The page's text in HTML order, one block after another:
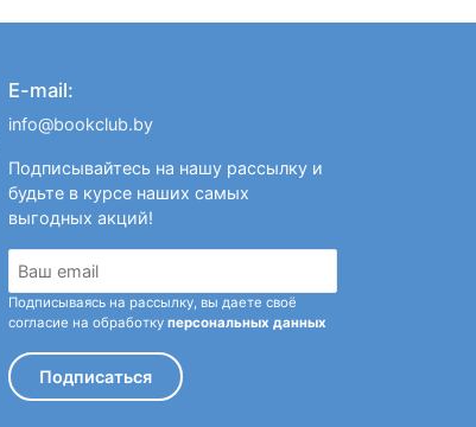
E-mail:
info@bookclub.by
Подписывайтесь на нашу рассылку и
будьте в курсе наших самых
выгодных акций!
Подписываясь на рассылку, вы даете своё
согласие на обработку персональных данных
Подписаться